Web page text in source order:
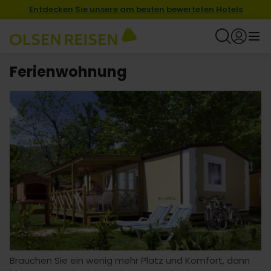
Entdecken Sie unsere am besten bewerteten Hotels
Ferienwohnung
Brauchen Sie ein wenig mehr Platz und Komfort, dann